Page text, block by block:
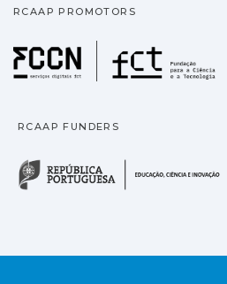
RCAAP PROMOTORS
RCAAP FUNDERS